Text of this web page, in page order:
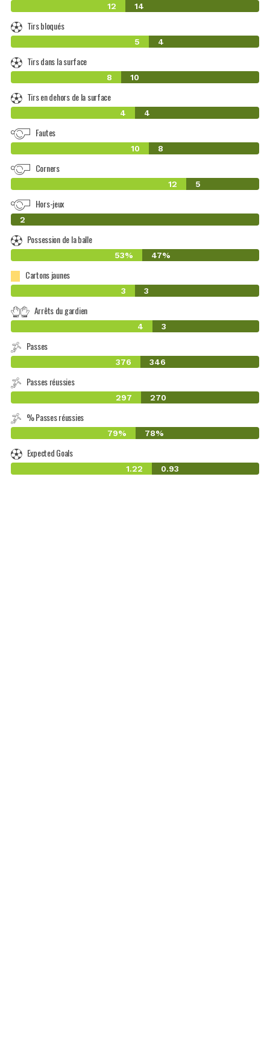
12 14
Tirs bloqués
5 4
Tirs dans la surface
8 10
Tirs en dehors de la surface
4 4
Fautes
10 8
Corners
12 5
Hors-jeux
0
2
Possession de la balle
53% 47%
Cartons jaunes
3 3
Arrêts du gardien
4 3
Passes
376 346
Passes réussies
297 270
% Passes réussies
79% 78%
Expected Goals
1.22 0.93